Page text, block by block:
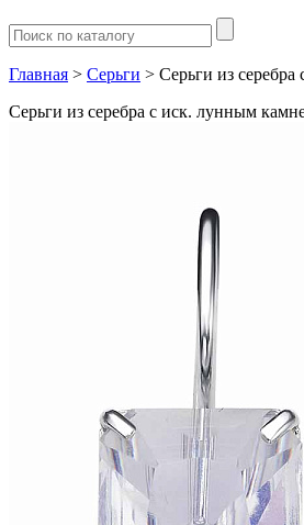
Главная > Серьги > Серьги из
Серьги из серебра с иск. лунным